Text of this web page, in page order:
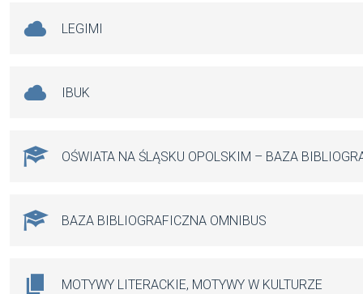
LEGIMI
IBUK
OŚWIATA NA ŚLĄSKU OPOLSKIM – BAZA
BAZA BIBLIOGRAFICZNA OMNIBUS
MOTYWY LITERACKIE, MOTYWY W KULTURZE